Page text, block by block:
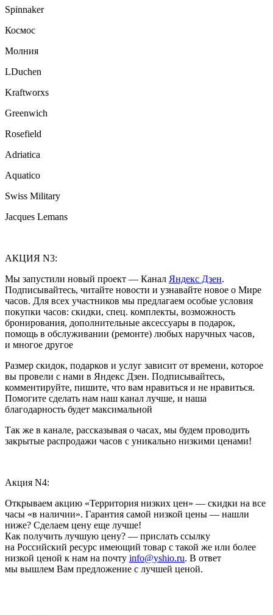
Spinnaker
Космос
Молния
LDuchen
Kraftworxs
Greenwich
Rosefield
Adriatica
Aquatico
Swiss Military
Jacques Lemans
АКЦИЯ N3:
Мы запустили новый проект — Канал Яндекс Дзен.
Подписывайтесь, читайте новости и узнавайте новое о Мире
часов. Для всех участников мы предлагаем особые условия
покупки часов: скидки, спец. комплекты, возможность
бронирования, дополнительные аксессуары в подарок,
помощь в обслуживании (ремонте) любых наручных часов,
и многое другое
Размер скидок, подарков и услуг зависит от времени, которое
вы провели с нами в Яндекс Дзен. Подписывайтесь,
комментируйте, пишите, что вам нравиться и не нравиться.
Помогите сделать нам наш канал лучше, и наша
благодарность будет максимальной
Так же в канале, рассказывая о часах, мы будем проводить
закрытые распродажи часов с уникально низкими ценами!
Акция N4:
Открываем акцию «Территория низких цен» — скидки на все
часы «в наличии». Гарантия самой низкой цены — нашли
ниже? Сделаем цену еще лучше!
Как получить лучшую цену? — прислать ссылку
на Российский ресурс имеющий товар с такой же или более
низкой ценой к нам на почту info@yshio.ru. В ответ
мы вышлем Вам предложение с лучшей ценой.